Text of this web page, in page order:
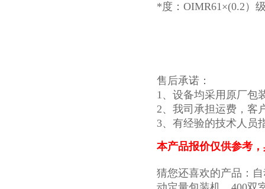
*度：OIMR61×(0.2）
售后承诺：
1、设备均采用原厂包
2、我司承担运费，客
3、有经验的技术人员
本产品报价仅供参考
猜您还喜欢的产品：